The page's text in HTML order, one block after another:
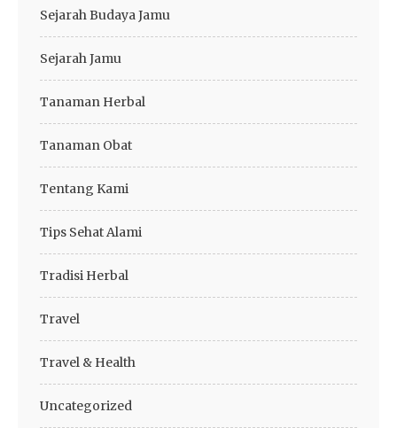
Sejarah Budaya Jamu
Sejarah Jamu
Tanaman Herbal
Tanaman Obat
Tentang Kami
Tips Sehat Alami
Tradisi Herbal
Travel
Travel & Health
Uncategorized